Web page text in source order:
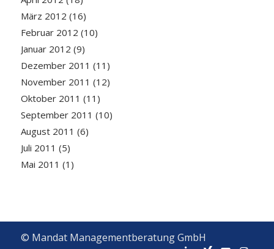
März 2012 (16)
Februar 2012 (10)
Januar 2012 (9)
Dezember 2011 (11)
November 2011 (12)
Oktober 2011 (11)
September 2011 (10)
August 2011 (6)
Juli 2011 (5)
Mai 2011 (1)
© Mandat Managementberatung GmbH